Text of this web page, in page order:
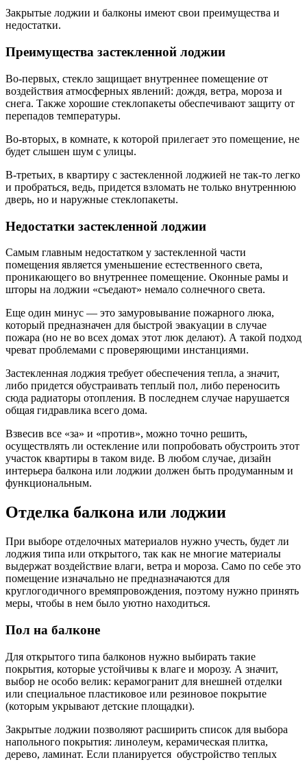
Закрытые лоджии и балконы имеют свои преимущества и
недостатки.
Преимущества застекленной лоджии
Во-первых, стекло защищает внутреннее помещение от
воздействия атмосферных явлений: дождя, ветра, мороза и
снега. Также хорошие стеклопакеты обеспечивают защиту от
перепадов температуры.
Во-вторых, в комнате, к которой прилегает это помещение, не
будет слышен шум с улицы.
В-третьих, в квартиру с застекленной лоджией не так-то легко
и пробраться, ведь, придется взломать не только внутреннюю
дверь, но и наружные стеклопакеты.
Недостатки застекленной лоджии
Самым главным недостатком у застекленной части
помещения является уменьшение естественного света,
проникающего во внутреннее помещение. Оконные рамы и
шторы на лоджии «съедают» немало солнечного света.
Еще один минус — это замуровывание пожарного люка,
который предназначен для быстрой эвакуации в случае
пожара (но не во всех домах этот люк делают). А такой подход
чреват проблемами с проверяющими инстанциями.
Застекленная лоджия требует обеспечения тепла, а значит,
либо придется обустраивать теплый пол, либо переносить
сюда радиаторы отопления. В последнем случае нарушается
общая гидравлика всего дома.
Взвесив все «за» и «против», можно точно решить,
осуществлять ли остекление или попробовать обустроить этот
участок квартиры в таком виде. В любом случае, дизайн
интерьера балкона или лоджии должен быть продуманным и
функциональным.
Отделка балкона или лоджии
При выборе отделочных материалов нужно учесть, будет ли
лоджия типа или открытого, так как не многие материалы
выдержат воздействие влаги, ветра и мороза. Само по себе это
помещение изначально не предназначаются для
круглогодичного времяпровождения, поэтому нужно принять
меры, чтобы в нем было уютно находиться.
Пол на балконе
Для открытого типа балконов нужно выбирать такие
покрытия, которые устойчивы к влаге и морозу. А значит,
выбор не особо велик: керамогранит для внешней отделки
или специальное пластиковое или резиновое покрытие
(которым укрывают детские площадки).
Закрытые лоджии позволяют расширить список для выбора
напольного покрытия: линолеум, керамическая плитка,
дерево, ламинат. Если планируется обустройство теплых